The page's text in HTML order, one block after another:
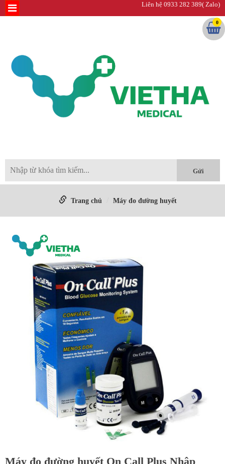
Liên hệ 0933 282 389( Zalo)
0
Trang chủ Máy đo đường huyết
Máy đo đường huyết On Call Plus Nhập